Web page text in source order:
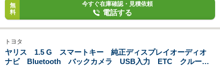
無
料
今すぐ在庫確認・見積依頼
電話する
トヨタ
ヤリス 1.5 G スマートキー 純正ディスプレイオーディオ
ナビ Bluetooth バックカメラ USB入力 ETC クルーズ